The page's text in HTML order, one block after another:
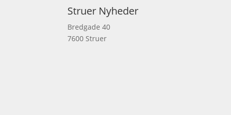
Struer Nyheder
Bredgade 40
7600 Struer